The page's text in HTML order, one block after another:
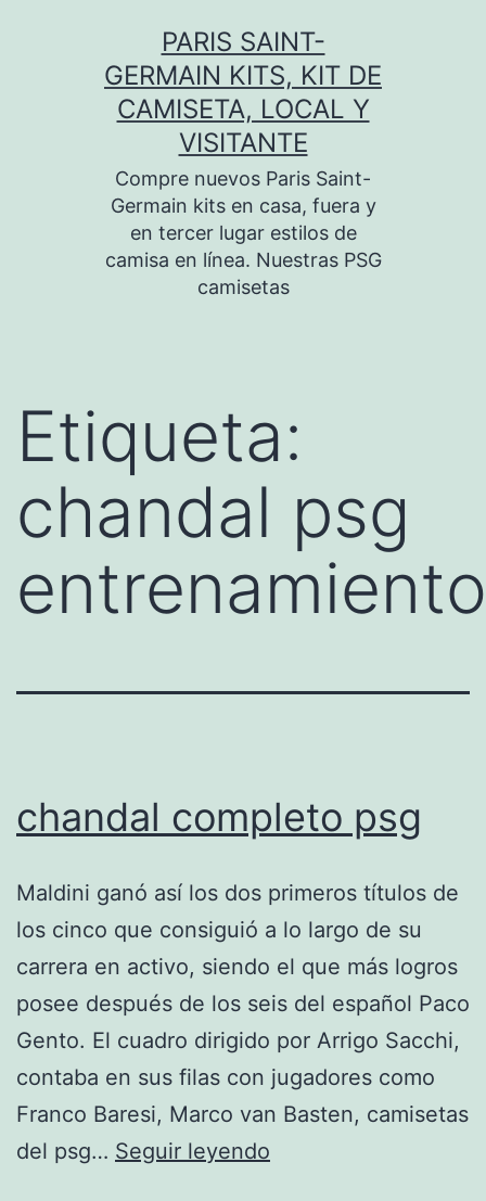
PARIS SAINT-
GERMAIN KITS, KIT DE
CAMISETA, LOCAL Y
VISITANTE
Compre nuevos Paris Saint-
Germain kits en casa, fuera y
en tercer lugar estilos de
camisa en línea. Nuestras PSG
camisetas
Etiqueta:
chandal psg
entrenamiento
chandal completo psg
Maldini ganó así los dos primeros títulos de
los cinco que consiguió a lo largo de su
carrera en activo, siendo el que más logros
posee después de los seis del español Paco
Gento. El cuadro dirigido por Arrigo Sacchi,
contaba en sus filas con jugadores como
Franco Baresi, Marco van Basten, camisetas
del psg… Seguir leyendo